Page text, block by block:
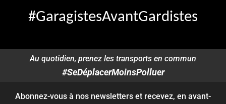
#GaragistesAvantGardistes
Au quotidien, prenez les transports en commun
#SeDéplacerMoinsPolluer
Abonnez-vous à nos newsletters et recevez, en avant-